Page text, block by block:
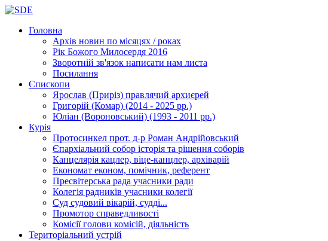
Головна
Архів новин по місяцях / роках
Рік Божого Милосердя 2016
Зворотній зв'язок написати нам листа
Посилання
Єпископи
Ярослав (Приріз) правлячий архиєрей
Григорій (Комар) (2014 - 2025 рр.)
Юліан (Вороновський) (1993 - 2011 рр.)
Курія
Протосинкел прот. д-р Роман Андрійовський
Єпархіальний собор історія та рішення соборів
Канцелярія кацлер, віце-канцлер, архіварій
Економат економ, помічник, референт
Пресвітерська рада учасники ради
Колегія радників учасники колегії
Суд судовий вікарій, судді...
Промотор справедливості
Комісіїголови комісій, діяльність
Територіальний устрій